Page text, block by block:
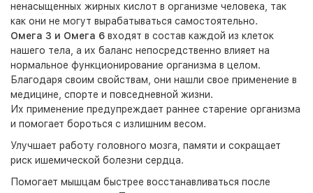
ненасыщенных жирных кислот в организме человека, так
как они не могут вырабатываться самостоятельно.
Омега 3 и Омега 6 входят в состав каждой из клеток
нашего тела, а их баланс непосредственно влияет на
нормальное функционирование организма в целом.
Благодаря своим свойствам, они нашли свое применение в
медицине, спорте и повседневной жизни.
Их применение предупреждает раннее старение организма
и помогает бороться с излишним весом.
Улучшает работу головного мозга, памяти и сокращает
риск ишемической болезни сердца.
Помогает мышцам быстрее восстанавливаться после